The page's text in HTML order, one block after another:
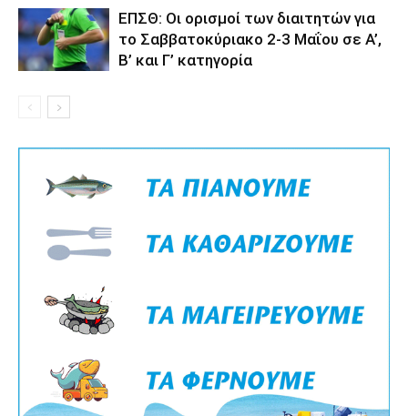
ΕΠΣΘ: Οι ορισμοί των διαιτητών για
το Σαββατοκύριακο 2-3 Μαΐου σε Α’,
Β’ και Γ’ κατηγορία